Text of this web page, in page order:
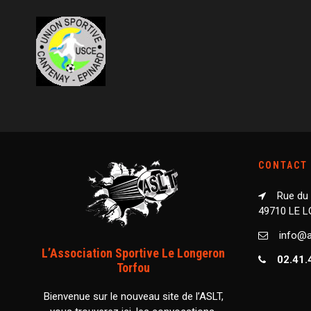
L’Association Sportive Le Longeron
Torfou
Bienvenue sur le nouveau site de l’ASLT,
CONTACT
Rue
49710 LE